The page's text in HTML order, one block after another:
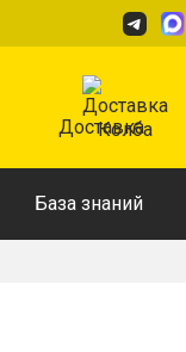
Доставка
База знаний